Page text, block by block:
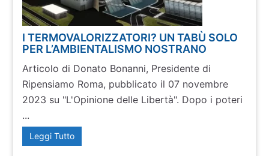
I TERMOVALORIZZATORI? UN TABÙ SOLO
PER L’AMBIENTALISMO NOSTRANO
Articolo di Donato Bonanni, Presidente di
Ripensiamo Roma, pubblicato il 07 novembre
2023 su "L'Opinione delle Libertà". Dopo i poteri
...
Leggi Tutto